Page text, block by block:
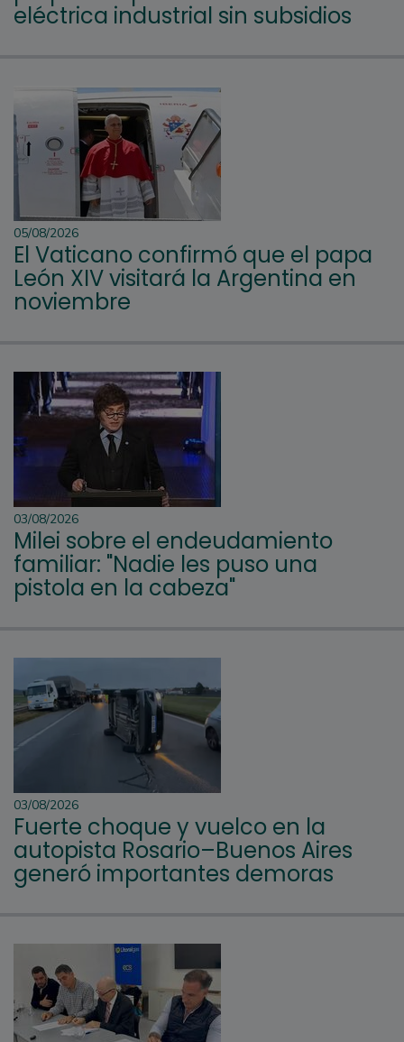
eléctrica industrial sin subsidios
05/08/2026
El Vaticano confirmó que el papa
León XIV visitará la Argentina en
noviembre
03/08/2026
Milei sobre el endeudamiento
familiar: "Nadie les puso una
pistola en la cabeza"
03/08/2026
Fuerte choque y vuelco en la
autopista Rosario–Buenos Aires
generó importantes demoras